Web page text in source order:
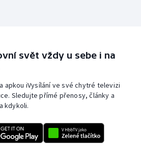
svět vždy u sebe i na
apkou iVysílání ve své chytré televizi
Sledujte přímé přenosy, články a
kdykoli.